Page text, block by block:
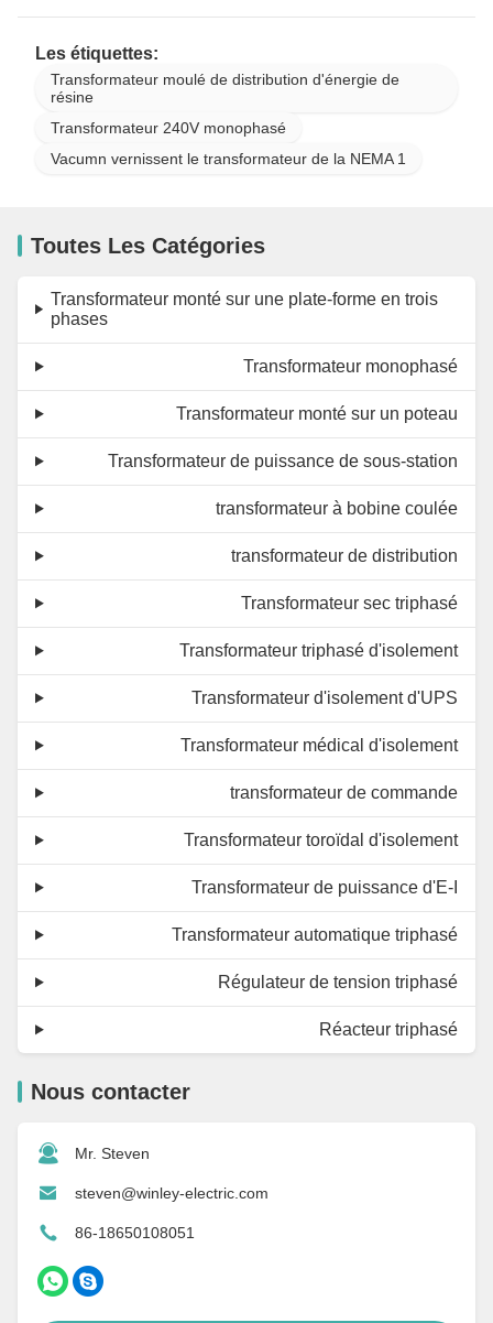
Les étiquettes:
Transformateur moulé de distribution d'énergie de
résine
Transformateur 240V monophasé
Vacumn vernissent le transformateur de la NEMA 1
Toutes Les Catégories
Transformateur monté sur une plate-forme en trois
phases
Transformateur monophasé
Transformateur monté sur un poteau
Transformateur de puissance de sous-station
transformateur à bobine coulée
transformateur de distribution
Transformateur sec triphasé
Transformateur triphasé d'isolement
Transformateur d'isolement d'UPS
Transformateur médical d'isolement
transformateur de commande
Transformateur toroïdal d'isolement
Transformateur de puissance d'E-I
Transformateur automatique triphasé
Régulateur de tension triphasé
Réacteur triphasé
Nous contacter
Mr. Steven
steven@winley-electric.com
86-18650108051